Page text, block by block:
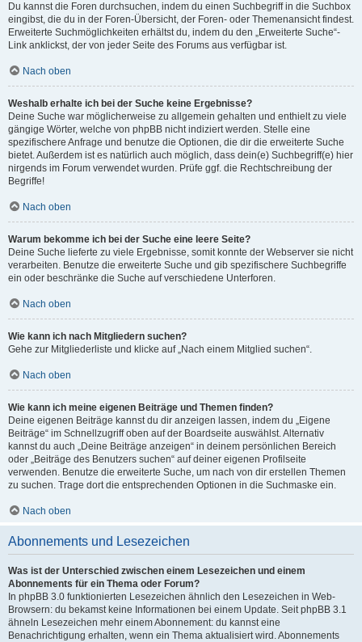
Du kannst die Foren durchsuchen, indem du einen Suchbegriff in die Suchbox
eingibst, die du in der Foren-Übersicht, der Foren- oder Themenansicht findest.
Erweiterte Suchmöglichkeiten erhältst du, indem du den „Erweiterte Suche“-
Link anklickst, der von jeder Seite des Forums aus verfügbar ist.
Nach oben
Weshalb erhalte ich bei der Suche keine Ergebnisse?
Deine Suche war möglicherweise zu allgemein gehalten und enthielt zu viele
gängige Wörter, welche von phpBB nicht indiziert werden. Stelle eine
spezifischere Anfrage und benutze die Optionen, die dir die erweiterte Suche
bietet. Außerdem ist es natürlich auch möglich, dass dein(e) Suchbegriff(e) hier
nirgends im Forum verwendet wurden. Prüfe ggf. die Rechtschreibung der
Begriffe!
Nach oben
Warum bekomme ich bei der Suche eine leere Seite?
Deine Suche lieferte zu viele Ergebnisse, somit konnte der Webserver sie nicht
verarbeiten. Benutze die erweiterte Suche und gib spezifischere Suchbegriffe
ein oder beschränke die Suche auf verschiedene Unterforen.
Nach oben
Wie kann ich nach Mitgliedern suchen?
Gehe zur Mitgliederliste und klicke auf „Nach einem Mitglied suchen“.
Nach oben
Wie kann ich meine eigenen Beiträge und Themen finden?
Deine eigenen Beiträge kannst du dir anzeigen lassen, indem du „Eigene
Beiträge“ im Schnellzugriff oben auf der Boardseite auswählst. Alternativ
kannst du auch „Deine Beiträge anzeigen“ in deinem persönlichen Bereich
oder „Beiträge des Benutzers suchen“ auf deiner eigenen Profilseite
verwenden. Benutze die erweiterte Suche, um nach von dir erstellen Themen
zu suchen. Trage dort die entsprechenden Optionen in die Suchmaske ein.
Nach oben
Abonnements und Lesezeichen
Was ist der Unterschied zwischen einem Lesezeichen und einem
Abonnements für ein Thema oder Forum?
In phpBB 3.0 funktionierten Lesezeichen ähnlich den Lesezeichen in Web-
Browsern: du bekamst keine Informationen bei einem Update. Seit phpBB 3.1
ähneln Lesezeichen mehr einem Abonnement: du kannst eine
Benachrichtigung erhalten, wenn ein Thema aktualisiert wird. Abonnements